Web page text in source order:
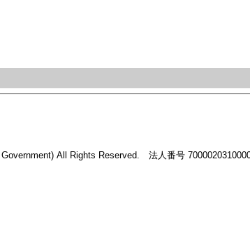
All Rights Reserved. 法人番号